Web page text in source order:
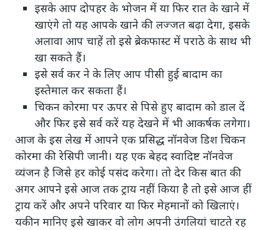
इसके आप दोपहर के भोजन में या फिर रात के खाने में
खाएंगे तो यह आपके खाने की लज्जत बढ़ा देगा, इसके
अलावा आप चाहें तो इसे ब्रेकफास्ट में पराठे के साथ भी
खा सकते हैं।
इसे सर्व कर ने के लिए आप पीसी हुई बादाम का
इस्तेमाल कर सकता हैं।
चिकन कोरमा पर ऊपर से पिसे हुए बादाम को डाल दें
और फिर इसे सर्व करें यह देखने में भी आकर्षक लगेगा।
आज के इस लेख में आपने एक प्रसिद्ध नॉनवेज डिश चिकन
कोरमा की रेसिपी जानी। यह एक बेहद स्वादिष्ट नॉनवेज
व्यंजन है जिसे हर कोई पसंद करेगा। तो देर किस बात की
अगर आपने इसे आज तक ट्राय नहीं किया है तो इसे आज हीं
ट्राय करें और अपने परिवार या फिर मेहमानों को खिलाएं।
यकीन मानिए इसे खाकर वो लोग अपनी उंगलियां चाटते रह